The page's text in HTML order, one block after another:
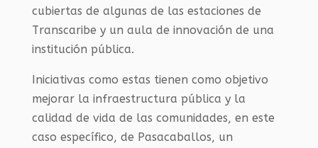
cubiertas de algunas de las estaciones de
Transcaribe y un aula de innovación de una
institución pública.
Iniciativas como estas tienen como objetivo
mejorar la infraestructura pública y la
calidad de vida de las comunidades, en este
caso específico, de Pasacaballos, un